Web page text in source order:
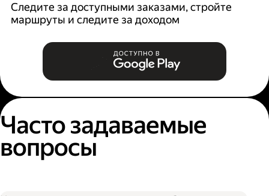
Следите за доступными заказами, стройте
маршруты и следите за доходом
Часто задаваемые
вопросы